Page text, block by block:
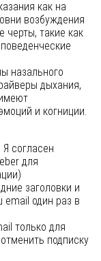
как на
возбуждения
черты, такие как
назального
дыхания,
и когниции.
согласен
для
заголовки и
один раз в
только для
подписку